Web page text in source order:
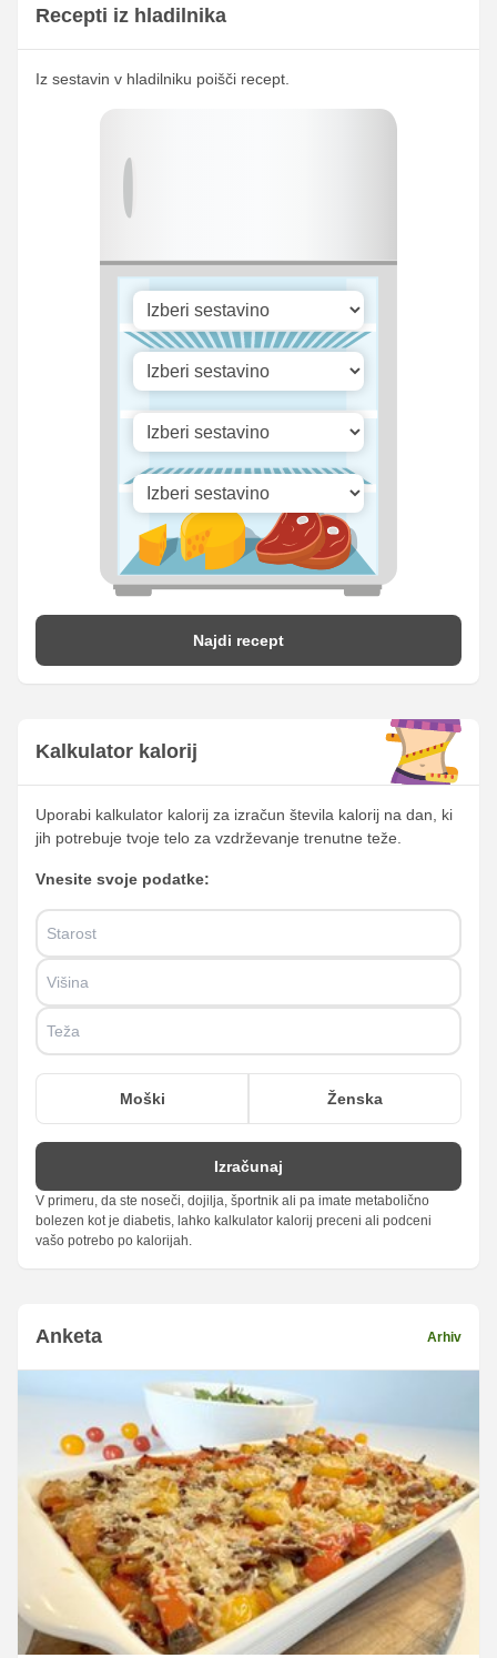
Recepti iz hladilnika
Iz sestavin v hladilniku poišči recept.
Najdi recept
Kalkulator kalorij
Uporabi kalkulator kalorij za izračun števila kalorij na dan, ki
jih potrebuje tvoje telo za vzdrževanje trenutne teže.
Vnesite svoje podatke:
Moški Ženska
Izračunaj
V primeru, da ste noseči, dojilja, športnik ali pa imate metabolično
bolezen kot je diabetis, lahko kalkulator kalorij preceni ali podceni
vašo potrebo po kalorijah.
Anketa Arhiv